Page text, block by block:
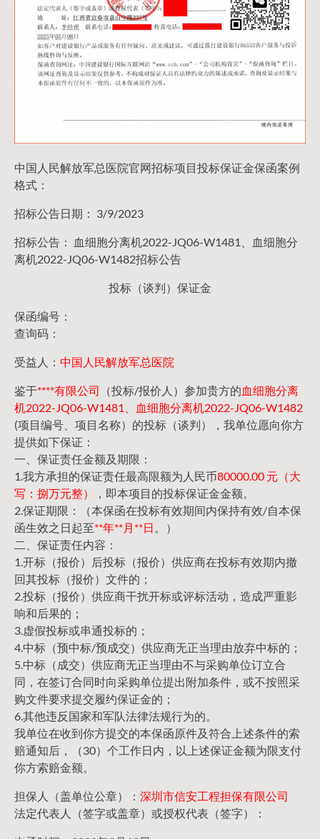
中国人民解放军总医院官网招标项目投标保证金保函案例
格式：
招标公告日期： 3/9/2023
招标公告： 血细胞分离机2022-JQ06-W1481、血细胞分
离机2022-JQ06-W1482招标公告
投标（谈判）保证金
保函编号：
查询码：
受益人： 中国人民解放军总医院
鉴于****有限公司 （投标/报价人）参加贵方的血细胞分离
机2022-JQ06-W1481、血细胞分离机2022-JQ06-W1482
(项目编号、项目名称）的投标（谈判），我单位愿向你方
提供如下保证：
一、保证责任金额及期限：
1.我方承担的保证责任最高限额为人民币80000.00 元（大
写：捌万元整）
，即本项目的投标保证金金额。
2.保证期限：（本保函在投标有效期间内保持有效/自本保
函生效之日起至**年**月**日 。）
二、保证责任内容：
1.开标（报价）后投标（报价）供应商在投标有效期内撤
回其投标（报价）文件的；
2.投标（报价）供应商干扰开标或评标活动，造成严重影
响和后果的；
3.虚假投标或串通投标的；
4.中标（预中标/预成交）供应商无正当理由放弃中标的；
5.中标（成交）供应商无正当理由不与采购单位订立合
同，在签订合同时向采购单位提出附加条件，或不按照采
购文件要求提交履约保证金的；
6.其他违反国家和军队法律法规行为的。
我单位在收到你方提交的本保函原件及符合上述条件的索
赔通知后，（30）个工作日内，以上述保证金额为限支付
你方索赔金额。
担保人（盖单位公章）： 深圳市信安工程担保有限公司
法定代表人（签字或盖章）或授权代表（签字）：